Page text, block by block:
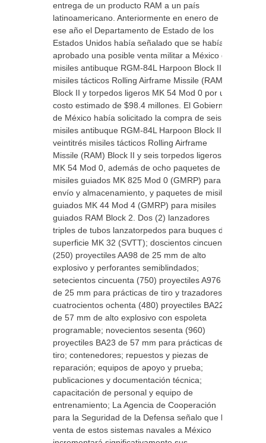
entrega de un producto RAM a un país
latinoamericano. Anteriormente en enero de
ese año el Departamento de Estado de los
Estados Unidos había señalado que se había
aprobado una posible venta militar a México de
misiles antibuque RGM-84L Harpoon Block II,
misiles tácticos Rolling Airframe Missile (RAM)
Block II y torpedos ligeros MK 54 Mod 0 por un
costo estimado de $98.4 millones. El Gobierno
de México había solicitado la compra de seis
misiles antibuque RGM-84L Harpoon Block II,
veintitrés misiles tácticos Rolling Airframe
Missile (RAM) Block II y seis torpedos ligeros
MK 54 Mod 0, además de ocho paquetes de
misiles guiados MK 825 Mod 0 (GMRP) para
envío y almacenamiento, y paquetes de misiles
guiados MK 44 Mod 4 (GMRP) para misiles
guiados RAM Block 2. Dos (2) lanzadores
triples de tubos lanzatorpedos para buques de
superficie MK 32 (SVTT); doscientos cincuenta
(250) proyectiles AA98 de 25 mm de alto
explosivo y perforantes semiblindados;
setecientos cincuenta (750) proyectiles A976
de 25 mm para prácticas de tiro y trazadores;
cuatrocientos ochenta (480) proyectiles BA22
de 57 mm de alto explosivo con espoleta
programable; novecientos sesenta (960)
proyectiles BA23 de 57 mm para prácticas de
tiro; contenedores; repuestos y piezas de
reparación; equipos de apoyo y prueba;
publicaciones y documentación técnica;
capacitación de personal y equipo de
entrenamiento; La Agencia de Cooperación
para la Seguridad de la Defensa señalo que la
venta de estos sistemas navales a México